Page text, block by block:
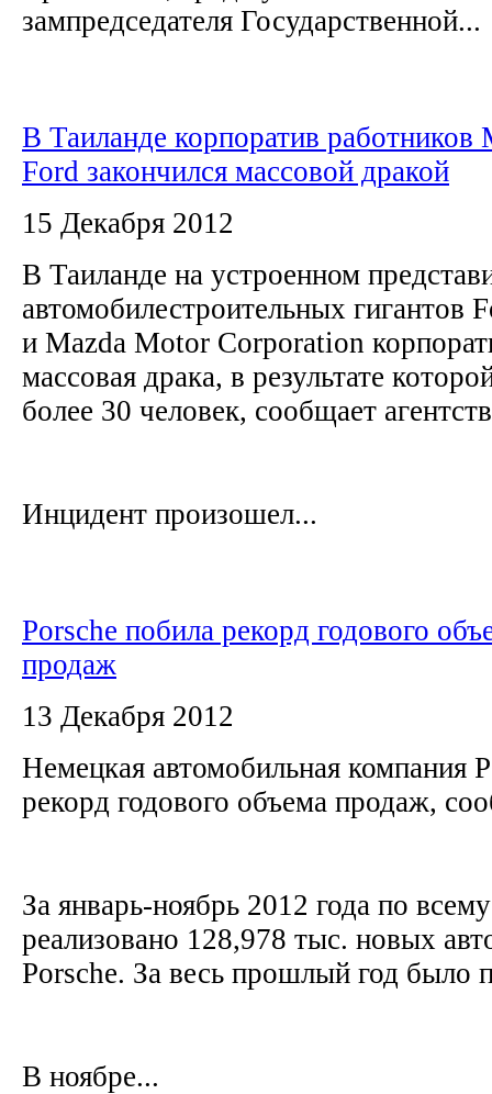
зампредседателя Государственной...
В Таиланде корпоратив работников
Ford закончился массовой дракой
15 Декабря 2012
В Таиланде на устроенном
автомобилестроительных гигантов
и Mazda Motor Corporation
массовая драка, в результате
более 30 человек, сообщает
Инцидент произошел...
Porsche побила рекорд годового
продаж
13 Декабря 2012
Немецкая автомобильная компания
рекорд годового объема продаж,
За январь-ноябрь 2012 года по
реализовано 128,978 тыс. новых
Porsche. За весь прошлый год было
В ноябре...